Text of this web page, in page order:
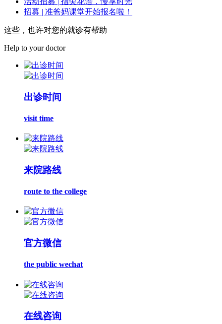
招募 | 准爸妈课堂开始报名啦！
这些，也许对您的就诊有帮助
Help to your doctor
出诊时间
visit time
来院路线
route to the college
官方微信
the public wechat
在线咨询